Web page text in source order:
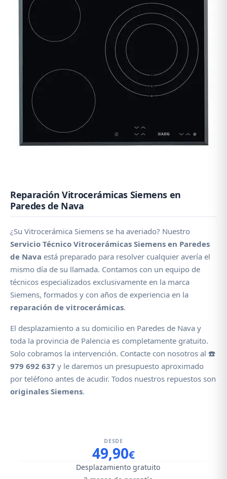
Reparación Vitrocerámicas Siemens en
Paredes de Nava
¿Su Vitrocerámica Siemens se ha averiado? Nuestro
Servicio Técnico Vitrocerámicas Siemens en Paredes
de Nava está preparado para resolver cualquier avería el
mismo día de su llamada. Contamos con un equipo de
técnicos especializados exclusivamente en la marca
Siemens, formados y con años de experiencia en la
reparación de vitrocerámicas.
El desplazamiento a su domicilio en Paredes de Nava y
toda la provincia de Palencia es completamente gratuito.
Solo cobramos la intervención. Contacte con nosotros al ☎️
979 692 637 y le daremos un presupuesto aproximado
por teléfono antes de acudir. Todos nuestros repuestos son
originales Siemens.
DESDE
49,90€
Desplazamiento gratuito